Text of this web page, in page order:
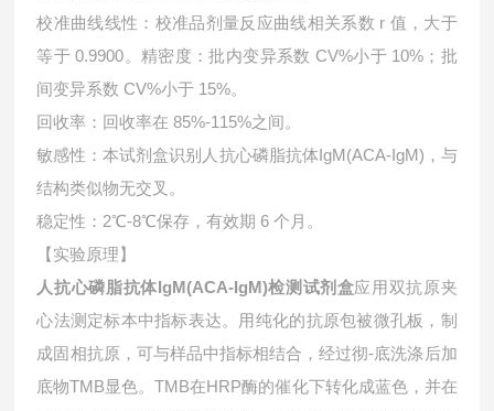
校准曲线线性：校准品剂量反应曲线相关系数 r 值，大于
等于 0.9900。精密度：批内变异系数 CV%小于 10%；批
间变异系数 CV%小于 15%。
回收率：回收率在 85%-115%之间。
敏感性：本试剂盒识别人抗心磷脂抗体IgM(ACA-IgM)，与
结构类似物无交叉。
稳定性：2℃-8℃保存，有效期 6 个月。
【实验原理】
人抗心磷脂抗体IgM(ACA-IgM)检测试剂盒应用双抗原夹
心法测定标本中指标表达。用纯化的抗原包被微孔板，制
成固相抗原，可与样品中指标相结合，经过彻-底洗涤后加
底物TMB显色。TMB在HRP酶的催化下转化成蓝色，并在